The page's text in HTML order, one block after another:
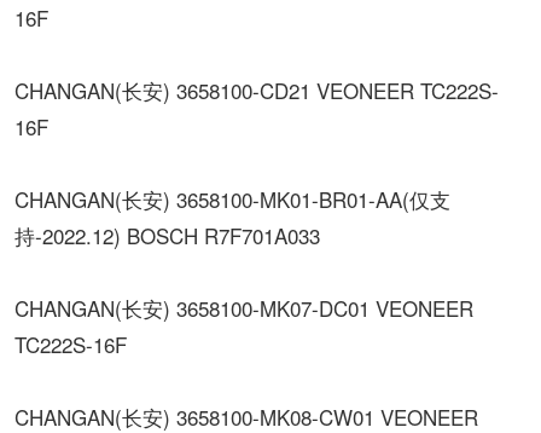
16F
CHANGAN(长安) 3658100-CD21 VEONEER TC222S-
16F
CHANGAN(长安) 3658100-MK01-BR01-AA(仅支
持-2022.12) BOSCH R7F701A033
CHANGAN(长安) 3658100-MK07-DC01 VEONEER
TC222S-16F
CHANGAN(长安) 3658100-MK08-CW01 VEONEER